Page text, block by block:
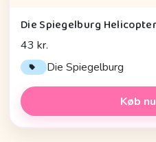
43 kr.
Die Spiegelburg
Køb nu